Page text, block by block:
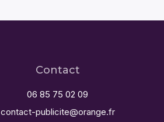
Contact
06 85 75 02 09
contact-publicite@orange.fr